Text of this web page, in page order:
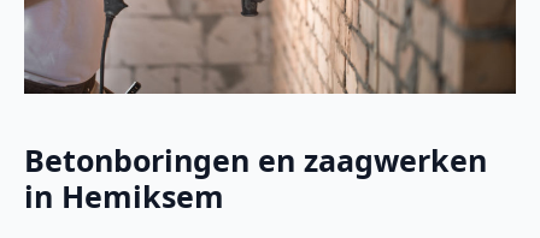
Betonboringen en zaagwerken
in Hemiksem